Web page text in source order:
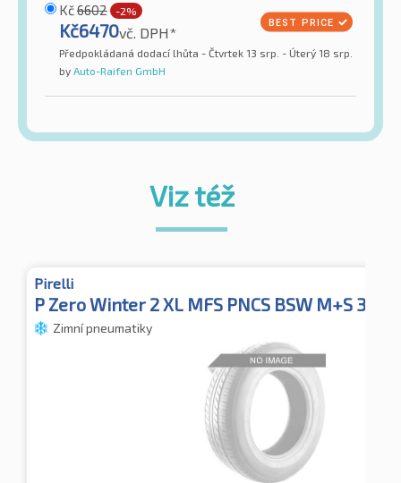
Kč6602 -2%
Kč6470vč. DPH*
Předpokládaná dodací lhůta - Čtvrtek 13 srp. - Úterý 18 srp.
by Auto-Raifen GmbH
Viz též
Pirelli
P Zero Winter 2 XL MFS PNCS BSW M+S
Zimní pneumatiky